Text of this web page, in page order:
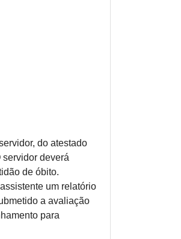
do atestado
deverá
de óbito.
um relatório
a avaliação
para